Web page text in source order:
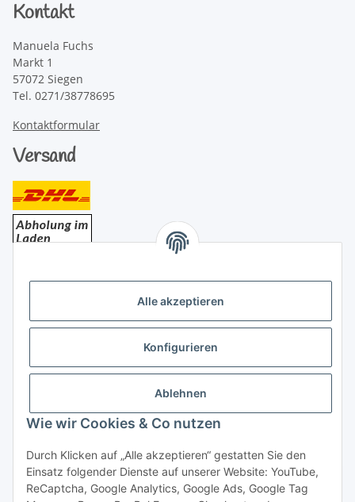
Alle akzeptieren
Konfigurieren
Ablehnen
Wie wir Cookies & Co nutzen
Durch Klicken auf „Alle akzeptieren“ gestatten Sie den
Einsatz folgender Dienste auf unserer Website: YouTube,
ReCaptcha, Google Analytics, Google Ads, Google Tag
Kontakt
Manuela Fuchs
Markt 1
57072 Siegen
Tel. 0271/38778695
Kontaktformular
Versand
Rechtliches
Vertrag widerrufen